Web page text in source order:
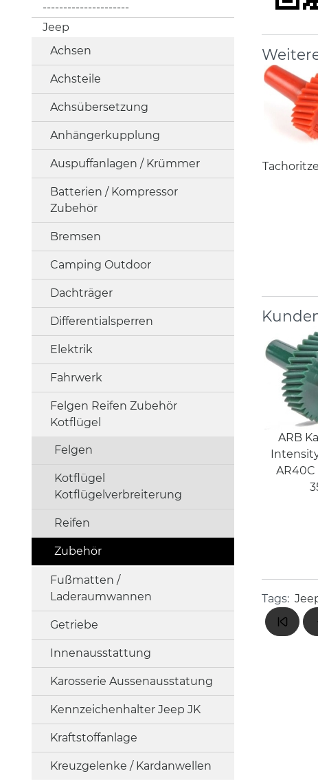
---------------------
Jeep
Achsen
Achsteile
Achsübersetzung
Anhängerkupplung
Auspuffanlagen / Krümmer
Batterien / Kompressor
Zubehör
Bremsen
Camping Outdoor
Dachträger
Differentialsperren
Elektrik
Fahrwerk
Felgen Reifen Zubehör
Kotflügel
Felgen
Kotflügel
Kotflügelverbreiterung
Reifen
Zubehör
Fußmatten /
Laderaumwannen
Getriebe
Innenausstattung
Karosserie Aussenausstatung
Kennzeichenhalter Jeep JK
Kraftstoffanlage
Kreuzgelenke / Kardanwellen
ARB
AR40C
Tags: